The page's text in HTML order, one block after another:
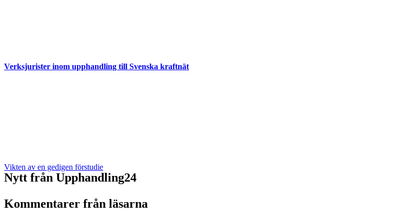
Verksjurister inom upphandling till Svenska kraftnät
Vikten av en gedigen förstudie
Nytt från Upphandling24
Kommentarer från läsarna